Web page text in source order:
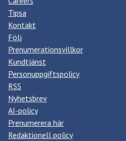
Tipsa
Kontakt
Följ
Prenumerationsvillkor
Kundtjänst
Personuppgiftspolicy
RSS
Nyhetsbrev
AI-policy
Prenumerera här
Redaktionell policy